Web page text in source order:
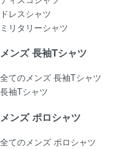
ドレスシャツ
ミリタリーシャツ
メンズ 長袖Tシャツ
全てのメンズ 長袖Tシャツ
長袖Tシャツ
メンズ ポロシャツ
全てのメンズ ポロシャツ